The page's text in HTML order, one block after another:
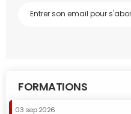
FORMATIONS
03 sep 2026